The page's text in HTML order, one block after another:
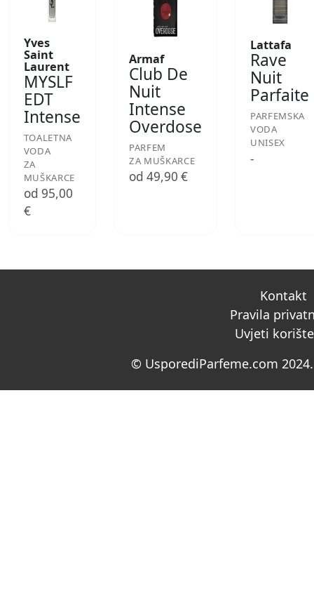
Yves
Saint
Laurent
MYSLF
EDT
Intense
TOALETNA
VODA
ZA
MUŠKARCE
od 95,00
€
Armaf
Club De
Nuit
Intense
Overdose
PARFEM
ZA MUŠKARCE
od 49,90 €
Lattafa
Rave
Nuit
Parfaite
PARFEMSKA
VODA
UNISEX
-
Kontakt
Pravila
Uvjeti
© UsporediParfeme.com